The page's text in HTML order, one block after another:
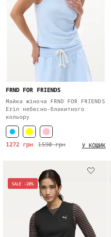
FRND FOR FRIENDS
Майка жіноча FRND FOR FRIENDS
Erin небесно-блакитного
кольору
1590 грн
1272 грн У КОШИК
SALE -20%